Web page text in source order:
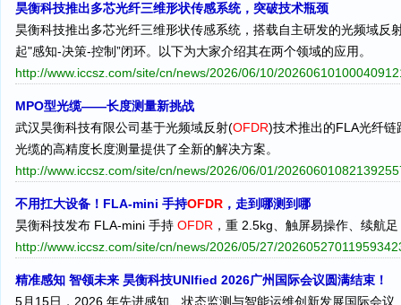
昊衡科技推出多芯光纤三维形状传感系统，突破技术瓶颈
昊衡科技推出多芯光纤三维形状传感系统，搭载自主研发的光频域反
起"感知-决策-控制”闭环。以下为大家介绍其在两个领域的应用。
http://www.iccsz.com/site/cn/news/2026/06/10/
MPO型光缆——长度测量新挑战
武汉昊衡科技有限公司基于光频域反射(OFDR)技术推出的FLA光纤
光缆的高精度长度测量提供了全新的解决方案。
http://www.iccsz.com/site/cn/news/2026/06/01/
不用扛大设备！FLA‑mini 手持OFDR ，走到哪测到哪
昊衡科技发布 FLA-mini 手持 OFDR ，重 2.5kg、触屏易操作、续航
http://www.iccsz.com/site/cn/news/2026/05/27/
精准感知 智领未来 昊衡科技UNIfied 2026广州国际会议圆满结束！
5月15日，2026 年先进感知、状态监测与智能运维创新发展国际会